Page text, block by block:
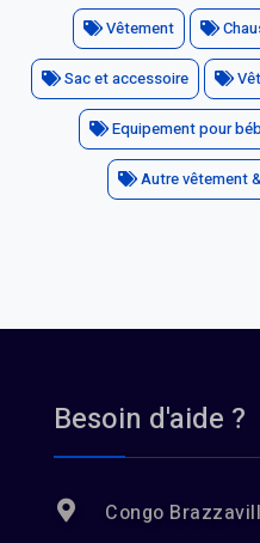
Vêtement
Sac et accessoire
Equipement pour
Autre vêtement
Besoin d'aide ?
Congo